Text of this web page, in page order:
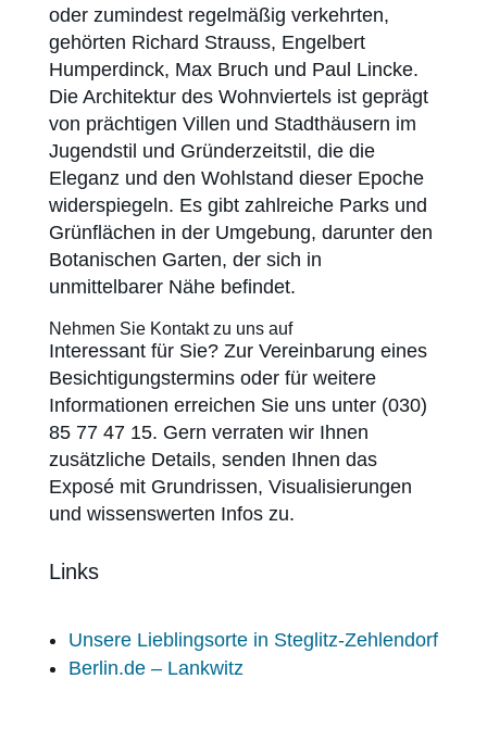
oder zumindest regelmäßig verkehrten,
gehörten Richard Strauss, Engelbert
Humperdinck, Max Bruch und Paul Lincke.
Die Architektur des Wohnviertels ist geprägt
von prächtigen Villen und Stadthäusern im
Jugendstil und Gründerzeitstil, die die
Eleganz und den Wohlstand dieser Epoche
widerspiegeln. Es gibt zahlreiche Parks und
Grünflächen in der Umgebung, darunter den
Botanischen Garten, der sich in
unmittelbarer Nähe befindet.
Nehmen Sie Kontakt zu uns auf
Interessant für Sie? Zur Vereinbarung eines
Besichtigungstermins oder für weitere
Informationen erreichen Sie uns unter (030)
85 77 47 15. Gern verraten wir Ihnen
zusätzliche Details, senden Ihnen das
Exposé mit Grundrissen, Visualisierungen
und wissenswerten Infos zu.
Links
Unsere Lieblingsorte in Steglitz-Zehlendorf
Berlin.de – Lankwitz